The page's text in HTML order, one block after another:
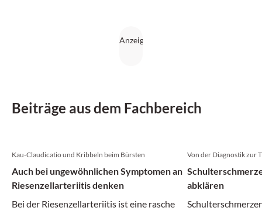
Beiträge aus dem Fachbereich
Kau-Claudicatio und Kribbeln beim Bürsten
Auch bei ungewöhnlichen Symptomen an
Riesenzellarteriitis denken
Bei der Riesenzellarteriitis ist eine rasche
Von der Diagnostik zur
abklären